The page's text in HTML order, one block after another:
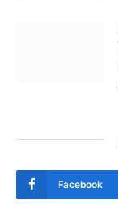
Facebook